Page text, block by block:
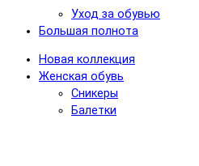
Уход за обувью
Большая полнота
Новая коллекция
Женская обувь
Сникеры
Балетки